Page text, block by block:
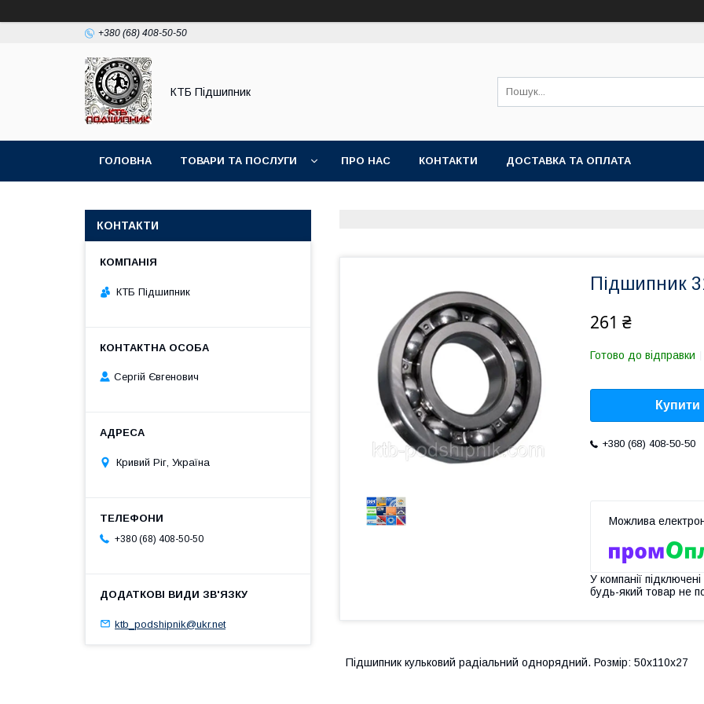
+380 (68) 408-50-50
КТБ Підшипник
ГОЛОВНА ТОВАРИ ТА ПОСЛУГИ ПРО НАС КОНТАКТИ ДОСТАВКА ТА ОПЛАТА
Підшипник
261 ₴
Готово до відправки
Купити
+380 (68) 408-50-50
У компанії
будь-який товар не
Підшипник кульковий радіальний однорядний. Розмір: 50х110х27
КОНТАКТИ
КТБ Підшипник
Сергій Євгенович
Кривий Ріг, Україна
+380 (68) 408-50-50
ktb_podshipnik@ukr.net